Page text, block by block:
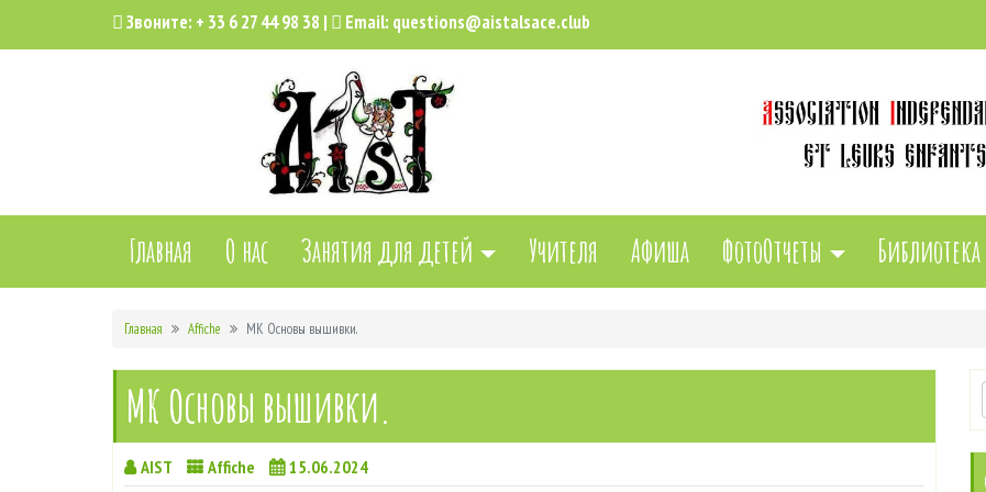
Звоните: + 33 6 27 44 98 38 | Email: questions@aistalsace.club
Главная О нас Занятия для детей Учителя Афиша ФотоОтчеты Библиотека
Главная Affiche МК Основы вышивки.
МК Основы вышивки.
AIST Affiche 15.06.2024